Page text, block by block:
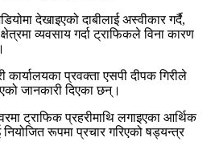
देखाइएको दाबीलाई अस्वीकार गर्दै,
व्यवसाय गर्दा ट्राफिकले विना कारण
कार्यालयका प्रवक्ता एसपी दीपक गिरीले
जानकारी दिएका छन्।
ट्राफिक प्रहरीमाथि लगाइएका आर्थिक
रूपमा प्रचार गरिएको षड्यन्त्र